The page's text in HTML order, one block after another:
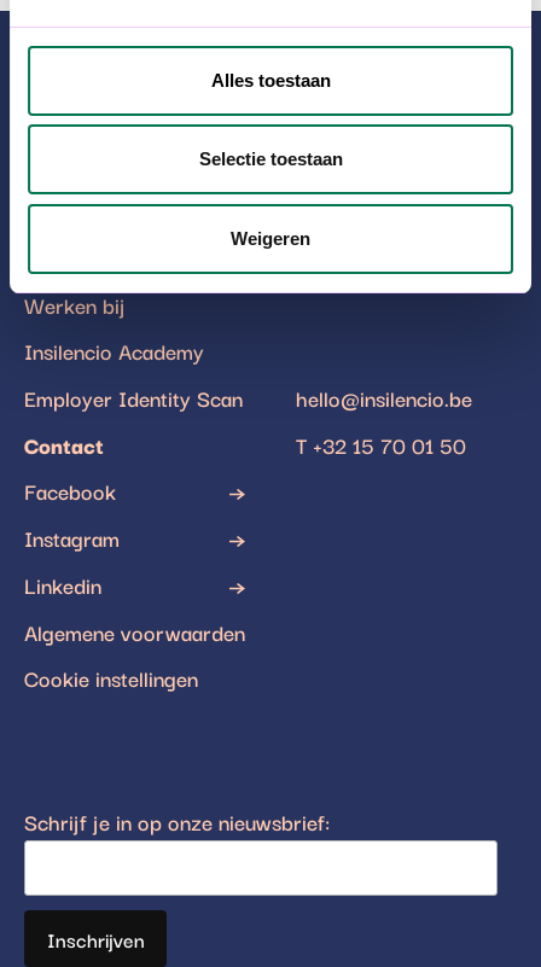
Alles toestaan
Selectie toestaan
Weigeren
Cases
Team
Werken bij
Insilencio Academy
Employer Identity Scan
Contact
INSILENCIO
Blarenberglaan 6
2800 Mechelen
BTW: BE0864.600.887
hello@insilencio.be
T +32 15 70 01 50
Facebook
Instagram
Linkedin
Algemene voorwaarden
Cookie instellingen
Schrijf je in op onze nieuwsbrief: